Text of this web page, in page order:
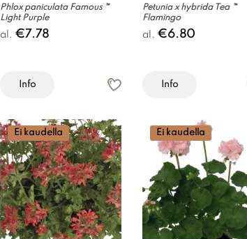
Phlox paniculata Famous ™
Light Purple
al. €7.78
Info
Petunia x hybrida Tea ™
Flamingo
al. €6.80
Info
Ei kaudella Ei kaudella